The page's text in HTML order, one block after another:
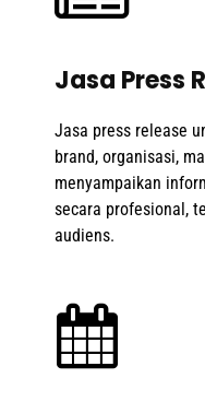
Jasa Press
Jasa press release
brand, organisasi,
menyampaikan
secara profesional,
audiens.